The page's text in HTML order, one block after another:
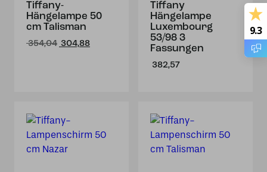
Tiffany-
Hängelampe 50
cm Talisman
354,04 Ursprünglicher
304,88Aktueller
Tiffany
Hängelampe
Luxembourg
53/98 3
Fassungen
382,57
9.3